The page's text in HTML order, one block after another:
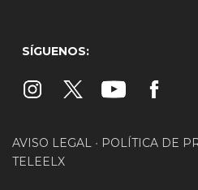
SÍGUENOS:
AVISO LEGAL • POLÍTICA DE
TELEELX